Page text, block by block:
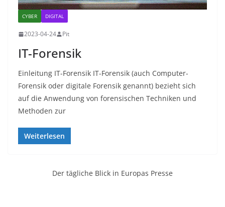
CYBER DIGITAL
2023-04-24 Pit
IT-Forensik
Einleitung IT-Forensik IT-Forensik (auch Computer-
Forensik oder digitale Forensik genannt) bezieht sich
auf die Anwendung von forensischen Techniken und
Methoden zur
Weiterlesen
Der tägliche Blick in Europas Presse